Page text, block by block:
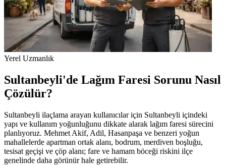
Yerel Uzmanlık
Sultanbeyli'de Lağım Faresi Sorunu Nasıl
Çözülür?
Sultanbeyli ilaçlama arayan kullanıcılar için Sultanbeyli içindeki
yapı ve kullanım yoğunluğunu dikkate alarak lağım faresi sürecini
planlıyoruz. Mehmet Akif, Adil, Hasanpaşa ve benzeri yoğun
mahallelerde apartman ortak alanı, bodrum, merdiven boşluğu,
tesisat geçişi ve çöp alanı; fare ve hamam böceği riskini ilçe
genelinde daha görünür hale getirebilir.